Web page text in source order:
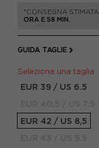
*CONSEGNA STIMATA
ORA E 58 MIN.
GUIDA TAGLIE
Seleziona una taglia
EUR 39 / US 6.5
EUR 42 / US 8,5